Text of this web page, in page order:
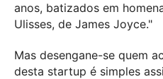
anos, batizados em
Ulisses, de James Joyce."
Mas desengane-se quem
desta startup é simples